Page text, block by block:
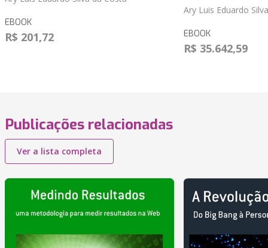
EBOOK
R$ 201,72
Ary Luis Eduardo
EBOOK
R$ 35.642,59
Publicações relacionadas
Ver a lista completa